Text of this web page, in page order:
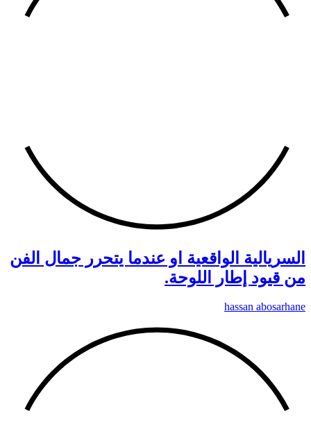
السريالية الواقعية او عندما يتحرر جمال الفن
من قيود إطار اللوحة.
hassan abosarhane